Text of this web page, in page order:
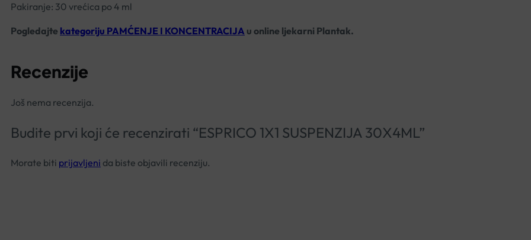
Pakiranje: 30 vrećica po 4 ml
Pogledajte kategoriju PAMĆENJE I KONCENTRACIJA u online ljekarni Plantak.
Recenzije
Još nema recenzija.
Budite prvi koji će recenzirati “ESPRICO 1X1 SUSPENZIJA 30X4ML”
Morate biti prijavljeni da biste objavili recenziju.